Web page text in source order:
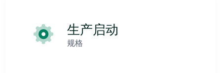
生产启动
规格